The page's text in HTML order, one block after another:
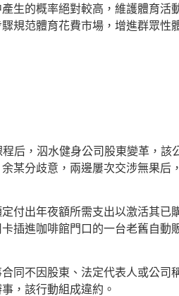
生的概率絕對較高，維護體育活
規范體育花費市場，增進群眾性
后，泅水健身公司股東變革，該
某分歧意，兩邊屢次交涉無果后
付出年夜額所需支出以激活其已
插進咖啡館門口的一台老舊自動
同不因股東、法定代表人或公司
，該行動組成違約。